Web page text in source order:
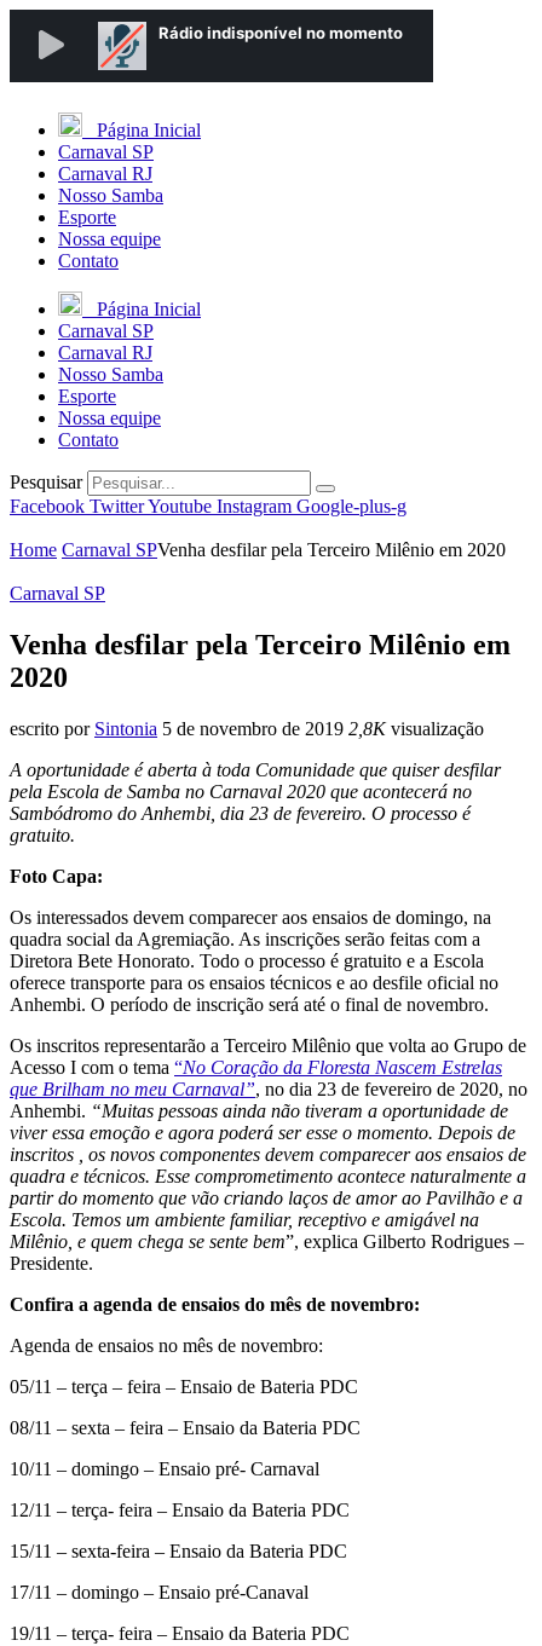
Página Inicial
Carnaval SP
Carnaval RJ
Nosso Samba
Esporte
Nossa equipe
Contato
Página Inicial
Carnaval SP
Carnaval RJ
Nosso Samba
Esporte
Nossa equipe
Contato
Pesquisar
Facebook TwitterYoutube Instagram Google-plus-g
Home Carnaval SPVenha desfilar pela Terceiro Milênio em 2020
Carnaval SP
Venha desfilar pela Terceiro Milênio em
2020
escrito por Sintonia 5 de novembro de 2019 2,8Kvisualização
A oportunidade é aberta à toda Comunidade que quiser desfilar
pela Escola de Samba no Carnaval 2020 que acontecerá no
Sambódromo do Anhembi, dia 23 de fevereiro. O processo é
gratuito.
Foto Capa:
Os interessados devem comparecer aos ensaios de domingo, na
quadra social da Agremiação. As inscrições serão feitas com a
Diretora Bete Honorato. Todo o processo é gratuito e a Escola
oferece transporte para os ensaios técnicos e ao desfile oficial no
Anhembi. O período de inscrição será até o final de novembro.
Os inscritos representarão a Terceiro Milênio que volta ao Grupo de
Acesso I com o tema “No Coração da Floresta Nascem Estrelas
que Brilham no meu Carnaval”, no dia 23 de fevereiro de 2020, no
Anhembi. “Muitas pessoas ainda não tiveram a oportunidade de
viver essa emoção e agora poderá ser esse o momento. Depois de
inscritos , os novos componentes devem comparecer aos ensaios de
quadra e técnicos. Esse comprometimento acontece naturalmente a
partir do momento que vão criando laços de amor ao Pavilhão e a
Escola. Temos um ambiente familiar, receptivo e amigável na
Milênio, e quem chega se sente bem”, explica Gilberto Rodrigues –
Presidente.
Confira a agenda de ensaios do mês de novembro:
Agenda de ensaios no mês de novembro:
05/11 – terça – feira – Ensaio de Bateria PDC
08/11 – sexta – feira – Ensaio da Bateria PDC
10/11 – domingo – Ensaio pré- Carnaval
12/11 – terça- feira – Ensaio da Bateria PDC
15/11 – sexta-feira – Ensaio da Bateria PDC
17/11 – domingo – Ensaio pré-Canaval
19/11 – terça- feira – Ensaio da Bateria PDC